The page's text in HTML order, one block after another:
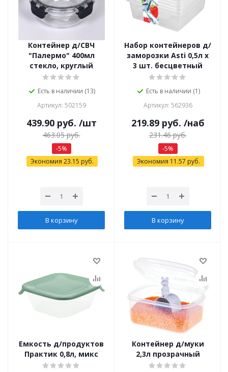
Контейнер д/СВЧ
"Палермо" 400мл
стекло, круглый
Есть в наличии (13)
Артикул: 502159
439.90руб. /шт
463.05руб.
-5%
Экономия 23.15 руб.
В корзину
Набор контейнеров д/
заморозки Asti 0,5л х
3 шт. бесцветный
Есть в наличии (1)
Артикул: 562936
219.89руб. /наб
231.46руб.
-5%
Экономия 11.57 руб.
В корзину
Емкость д/продуктов
Практик 0,8л, микс
Контейнер д/муки
2,3л прозрачный